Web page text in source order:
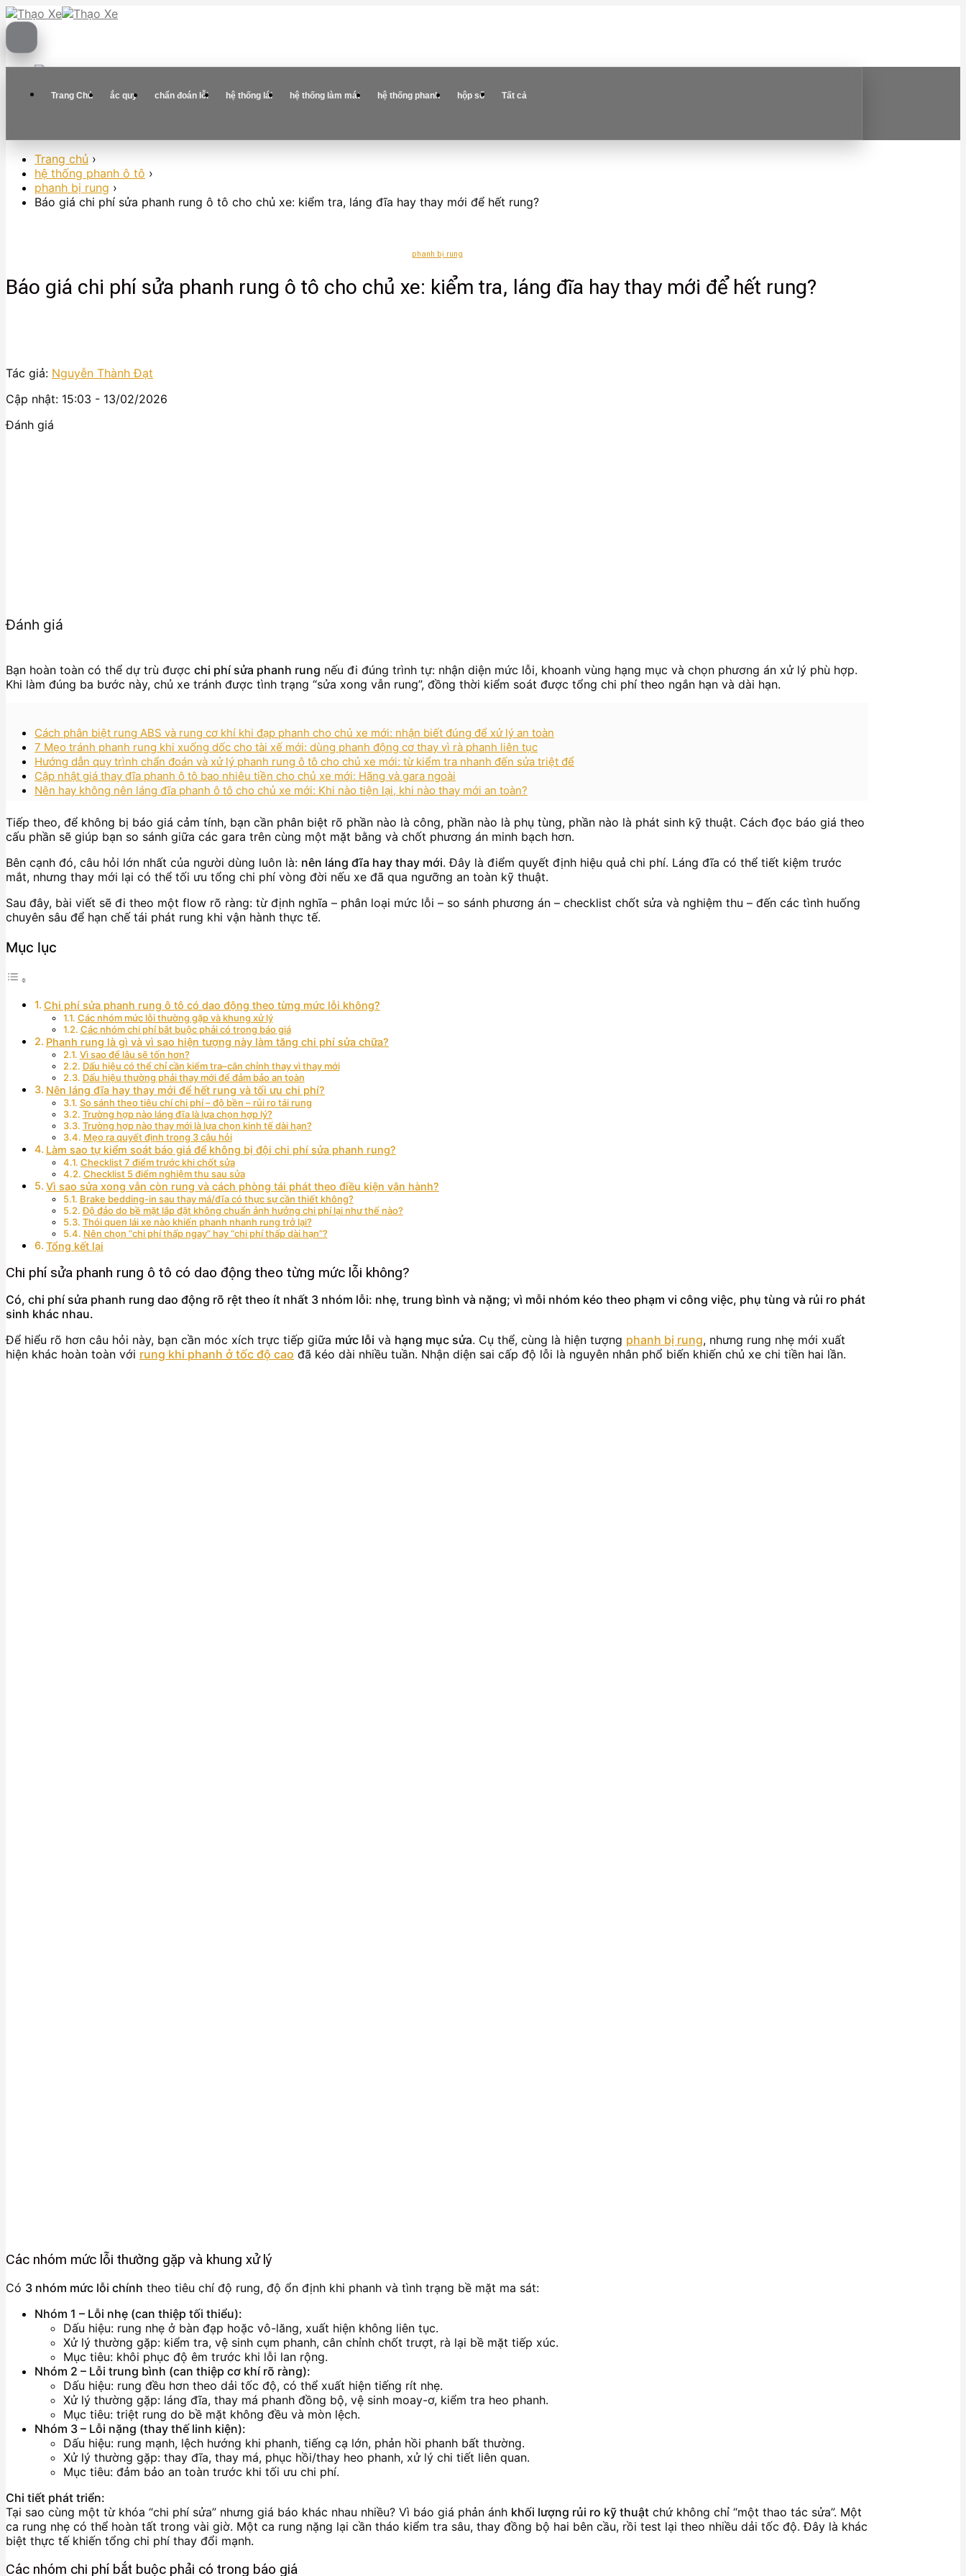
Skip
to
Trang Chủ ắc quy chẩn đoán lỗi hệ thống lái hệ thống làm mát hệ thống phanh hộp số Tất cả
Trang chủ ›
hệ thống phanh ô tô ›
phanh bị rung ›
Báo giá chi phí sửa phanh rung ô tô cho chủ xe: kiểm tra, láng đĩa hay thay mới để hết rung?
phanh bị rung
Báo giá chi phí sửa phanh rung ô tô cho chủ xe: kiểm tra, láng đĩa hay thay mới để hết rung?
Tác giả: Nguyễn Thành Đạt
Cập nhật: 15:03 - 13/02/2026
Đánh giá
Đánh giá
Bạn hoàn toàn có thể dự trù được chi phí sửa phanh rung nếu đi đúng trình tự: nhận diện mức lỗi, khoanh vùng hạng mục và chọn phương án xử lý phù hợp.
Khi làm đúng ba bước này, chủ xe tránh được tình trạng “sửa xong vẫn rung”, đồng thời kiểm soát được tổng chi phí theo ngắn hạn và dài hạn.
Cách phân biệt rung ABS và rung cơ khí khi đạp phanh cho chủ xe mới: nhận biết đúng để xử lý an toàn
7 Mẹo tránh phanh rung khi xuống dốc cho tài xế mới: dùng phanh động cơ thay vì rà phanh liên tục
Hướng dẫn quy trình chẩn đoán và xử lý phanh rung ô tô cho chủ xe mới: từ kiểm tra nhanh đến sửa triệt để
Cập nhật giá thay đĩa phanh ô tô bao nhiêu tiền cho chủ xe mới: Hãng và gara ngoài
Nên hay không nên láng đĩa phanh ô tô cho chủ xe mới: Khi nào tiện lại, khi nào thay mới an toàn?
Tiếp theo, để không bị báo giá cảm tính, bạn cần phân biệt rõ phần nào là công, phần nào là phụ tùng, phần nào là phát sinh kỹ thuật. Cách đọc báo giá theo
cấu phần sẽ giúp bạn so sánh giữa các gara trên cùng một mặt bằng và chốt phương án minh bạch hơn.
Bên cạnh đó, câu hỏi lớn nhất của người dùng luôn là: nên láng đĩa hay thay mới. Đây là điểm quyết định hiệu quả chi phí. Láng đĩa có thể tiết kiệm trước
mắt, nhưng thay mới lại có thể tối ưu tổng chi phí vòng đời nếu xe đã qua ngưỡng an toàn kỹ thuật.
Sau đây, bài viết sẽ đi theo một flow rõ ràng: từ định nghĩa – phân loại mức lỗi – so sánh phương án – checklist chốt sửa và nghiệm thu – đến các tình huống
chuyên sâu để hạn chế tái phát rung khi vận hành thực tế.
Mục lục
Chi phí sửa phanh rung ô tô có dao động theo từng mức lỗi không?
Các nhóm mức lỗi thường gặp và khung xử lý
Các nhóm chi phí bắt buộc phải có trong báo giá
Phanh rung là gì và vì sao hiện tượng này làm tăng chi phí sửa chữa?
Vì sao để lâu sẽ tốn hơn?
Dấu hiệu có thể chỉ cần kiểm tra–cân chỉnh thay vì thay mới
Dấu hiệu thường phải thay mới để đảm bảo an toàn
Nên láng đĩa hay thay mới để hết rung và tối ưu chi phí?
So sánh theo tiêu chí chi phí – độ bền – rủi ro tái rung
Trường hợp nào láng đĩa là lựa chọn hợp lý?
Trường hợp nào thay mới là lựa chọn kinh tế dài hạn?
Mẹo ra quyết định trong 3 câu hỏi
Làm sao tự kiểm soát báo giá để không bị đội chi phí sửa phanh rung?
Checklist 7 điểm trước khi chốt sửa
Checklist 5 điểm nghiệm thu sau sửa
Vì sao sửa xong vẫn còn rung và cách phòng tái phát theo điều kiện vận hành?
Brake bedding-in sau thay má/đĩa có thực sự cần thiết không?
Độ đảo do bề mặt lắp đặt không chuẩn ảnh hưởng chi phí lại như thế nào?
Thói quen lái xe nào khiến phanh nhanh rung trở lại?
Nên chọn “chi phí thấp ngay” hay “chi phí thấp dài hạn”?
Tổng kết lại
Chi phí sửa phanh rung ô tô có dao động theo từng mức lỗi không?
Có, chi phí sửa phanh rung dao động rõ rệt theo ít nhất 3 nhóm lỗi: nhẹ, trung bình và nặng; vì mỗi nhóm kéo theo phạm vi công việc, phụ tùng và rủi ro phát
sinh khác nhau.
Để hiểu rõ hơn câu hỏi này, bạn cần móc xích trực tiếp giữa mức lỗi và hạng mục sửa. Cụ thể, cùng là hiện tượng phanh bị rung, nhưng rung nhẹ mới xuất
hiện khác hoàn toàn với rung khi phanh ở tốc độ cao đã kéo dài nhiều tuần. Nhận diện sai cấp độ lỗi là nguyên nhân phổ biến khiến chủ xe chi tiền hai lần.
Các nhóm mức lỗi thường gặp và khung xử lý
Có 3 nhóm mức lỗi chính theo tiêu chí độ rung, độ ổn định khi phanh và tình trạng bề mặt ma sát:
Nhóm 1 – Lỗi nhẹ (can thiệp tối thiểu):
Dấu hiệu: rung nhẹ ở bàn đạp hoặc vô-lăng, xuất hiện không liên tục.
Xử lý thường gặp: kiểm tra, vệ sinh cụm phanh, cân chỉnh chốt trượt, rà lại bề mặt tiếp xúc.
Mục tiêu: khôi phục độ êm trước khi lỗi lan rộng.
Nhóm 2 – Lỗi trung bình (can thiệp cơ khí rõ ràng):
Dấu hiệu: rung đều hơn theo dải tốc độ, có thể xuất hiện tiếng rít nhẹ.
Xử lý thường gặp: láng đĩa, thay má phanh đồng bộ, vệ sinh moay-ơ, kiểm tra heo phanh.
Mục tiêu: triệt rung do bề mặt không đều và mòn lệch.
Nhóm 3 – Lỗi nặng (thay thế linh kiện):
Dấu hiệu: rung mạnh, lệch hướng khi phanh, tiếng cạ lớn, phản hồi phanh bất thường.
Xử lý thường gặp: thay đĩa, thay má, phục hồi/thay heo phanh, xử lý chi tiết liên quan.
Mục tiêu: đảm bảo an toàn trước khi tối ưu chi phí.
Chi tiết phát triển:
Tại sao cùng một từ khóa “chi phí sửa” nhưng giá báo khác nhau nhiều? Vì báo giá phản ánh khối lượng rủi ro kỹ thuật chứ không chỉ “một thao tác sửa”. Một
ca rung nhẹ có thể hoàn tất trong vài giờ. Một ca rung nặng lại cần tháo kiểm tra sâu, thay đồng bộ hai bên cầu, rồi test lại theo nhiều dải tốc độ. Đây là khác
biệt thực tế khiến tổng chi phí thay đổi mạnh.
Các nhóm chi phí bắt buộc phải có trong báo giá